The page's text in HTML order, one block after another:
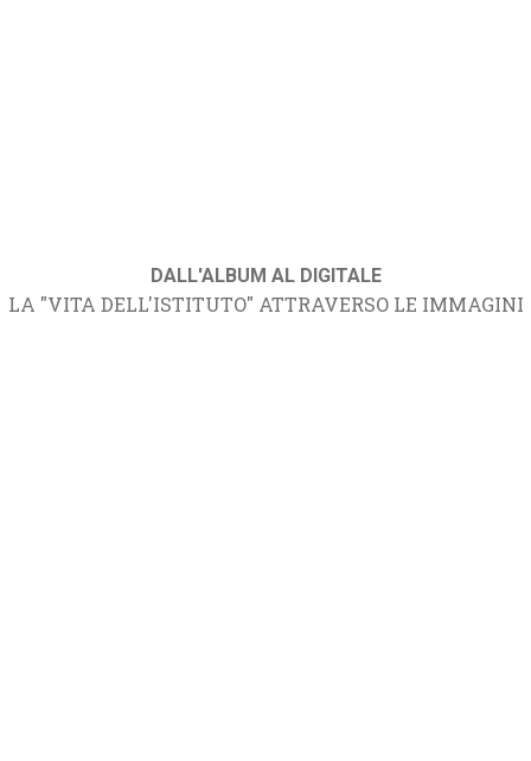
DALL'ALBUM AL DIGITALE
LA "VITA DELL'ISTITUTO" ATTRAVERSO LE IMMAGINI